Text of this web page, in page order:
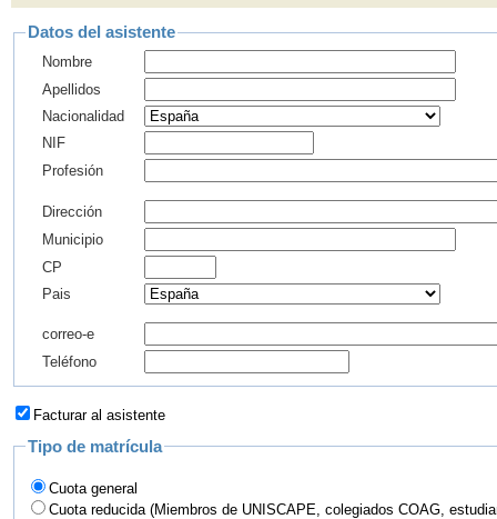
Datos del asistente
Nombre
Apellidos
Nacionalidad
NIF
Profesión
Dirección
Municipio
CP
Pais
correo-e
Teléfono
Facturar al asistente
Tipo de matrícula
Cuota general
Cuota reducida (Miembros de UNISCAPE, colegiados COAG,